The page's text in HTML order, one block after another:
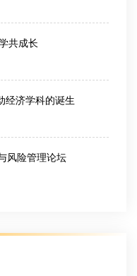
共成长
经济学科的诞生
风险管理论坛